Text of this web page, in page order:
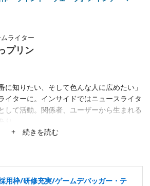
ライター
プリン
に知りたい、そして色んな人に広めたい」
イターに。インサイドではニュースライタ
して活動。関係者、ユーザーから生まれる
。
+ 続きを読む
用枠/研修充実/ゲームデバッガー・テ